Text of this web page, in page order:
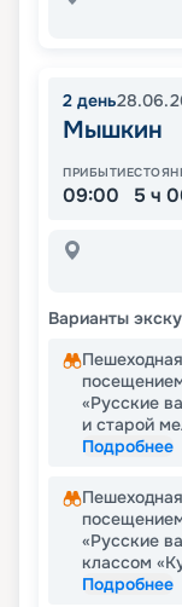
2 день
Мышкин
ПРИБЫТИЕ
09:00 5 ч
Варианты
«Русские
и старой
Подробнее
«Русские
классом
Подробнее